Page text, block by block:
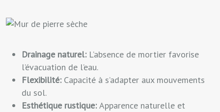
Drainage naturel: L’absence de mortier favorise
l’évacuation de l’eau.
Flexibilité: Capacité à s’adapter aux mouvements
du sol.
Esthétique rustique:Apparence naturelle et